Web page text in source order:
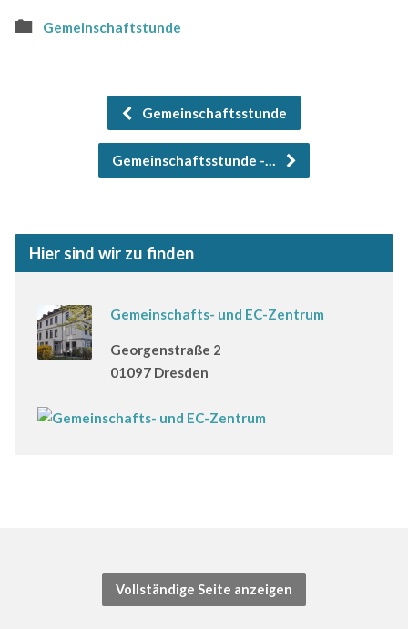
Gemeinschaftstunde
Gemeinschaftsstunde
Gemeinschaftsstunde -…
Hier sind wir zu finden
Gemeinschafts- und EC-Zentrum
Georgenstraße 2
01097 Dresden
Vollständige Seite anzeigen